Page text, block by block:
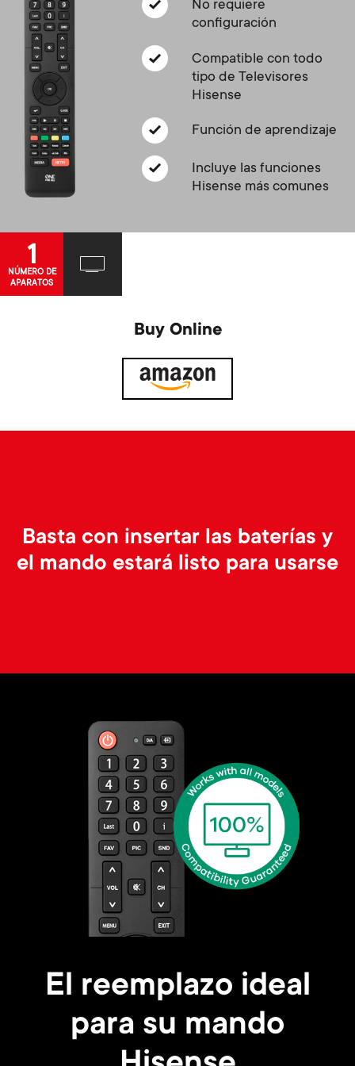
a
r
y
p
r
o
d
u
s
n
u
Gestión de cables
o
n
d
a
r
u
m
e
NÚMERO DE
APARATOS
1
No requiere
configuración
Compatible con todo
tipo de Televisores
Hisense
Función de aprendizaje
Incluye las funciones
Hisense más comunes
Buy Online
Basta con insertar las baterías y
el mando estará listo para usarse
El reemplazo ideal
para su mando